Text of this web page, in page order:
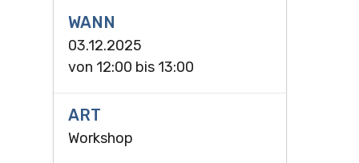
WANN
03.12.2025
von 12:00 bis 13:00
ART
Workshop